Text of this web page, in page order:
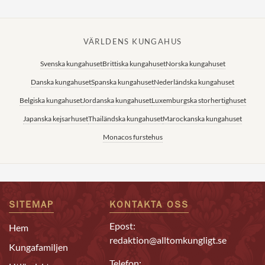
VÄRLDENS KUNGAHUS
Svenska kungahusetBrittiska kungahusetNorska kungahuset
Danska kungahusetSpanska kungahusetNederländska kungahuset
Belgiska kungahusetJordanska kungahusetLuxemburgska storhertighuset
Japanska kejsarhusetThailändska kungahusetMarockanska kungahuset
Monacos furstehus
SITEMAP
Hem
Kungafamiljen
KONTAKTA OSS
Epost:
redaktion@alltomkungligt.se